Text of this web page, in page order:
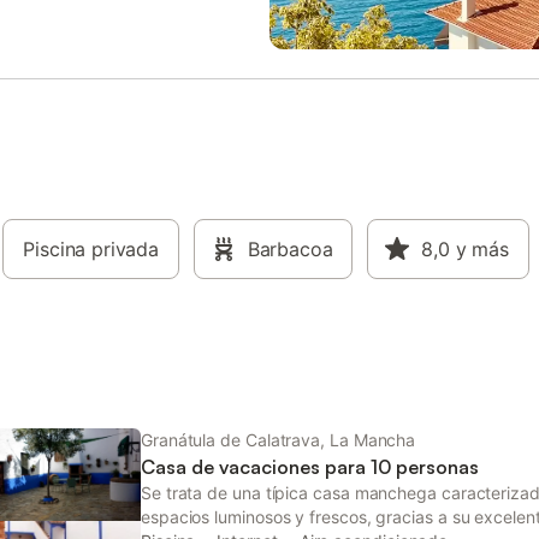
ideal para cenas familiares y
Explore los tesoros de Porzuna
Visite el Parque
de las Tablas de Daimiel para un
rica historia, tradiciones y
pintorescos. Los visitantes
explorar su patrimonio cultural,
de la gastronomía local y
huésped recibirá un enlace
realizar el registro añadiendo
personales y la firma previamente
Piscina privada Barbacoa 8,0 y más
Granátula de Calatrava, La Mancha
Casa de vacaciones para 10 personas
Se trata de una típica casa manchega
espacios luminosos y frescos, gracias a su